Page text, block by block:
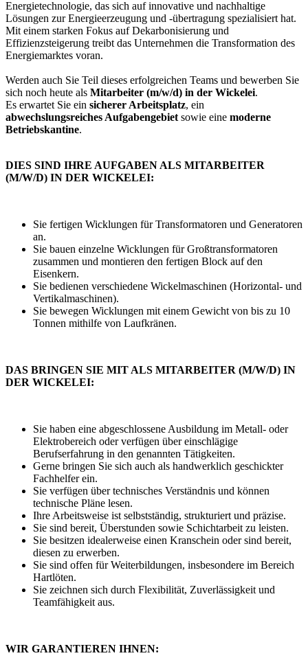
Energietechnologie, das sich auf innovative und nachhaltige
Lösungen zur Energieerzeugung und -übertragung spezialisiert hat.
Mit einem starken Fokus auf Dekarbonisierung und
Effizienzsteigerung treibt das Unternehmen die Transformation des
Energiemarktes voran.
Werden auch Sie Teil dieses erfolgreichen Teams und bewerben Sie
sich noch heute als Mitarbeiter (m/w/d) in der Wickelei.
Es erwartet Sie ein sicherer Arbeitsplatz, ein
abwechslungsreiches Aufgabengebiet sowie eine moderne
Betriebskantine.
DIES SIND IHRE AUFGABEN ALS MITARBEITER
(M/W/D) IN DER WICKELEI:
Sie fertigen Wicklungen für Transformatoren und Generatoren
an.
Sie bauen einzelne Wicklungen für Großtransformatoren
zusammen und montieren den fertigen Block auf den
Eisenkern.
Sie bedienen verschiedene Wickelmaschinen (Horizontal- und
Vertikalmaschinen).
Sie bewegen Wicklungen mit einem Gewicht von bis zu 10
Tonnen mithilfe von Laufkränen.
DAS BRINGEN SIE MIT ALS MITARBEITER (M/W/D) IN
DER WICKELEI:
Sie haben eine abgeschlossene Ausbildung im Metall- oder
Elektrobereich oder verfügen über einschlägige
Berufserfahrung in den genannten Tätigkeiten.
Gerne bringen Sie sich auch als handwerklich geschickter
Fachhelfer ein.
Sie verfügen über technisches Verständnis und können
technische Pläne lesen.
Ihre Arbeitsweise ist selbstständig, strukturiert und präzise.
Sie sind bereit, Überstunden sowie Schichtarbeit zu leisten.
Sie besitzen idealerweise einen Kranschein oder sind bereit,
diesen zu erwerben.
Sie sind offen für Weiterbildungen, insbesondere im Bereich
Hartlöten.
Sie zeichnen sich durch Flexibilität, Zuverlässigkeit und
Teamfähigkeit aus.
WIR GARANTIEREN IHNEN: